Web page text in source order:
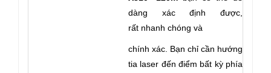
dàng xác định được,
rất nhanh chóng và
chính xác. Bạn chỉ cần hướng
tia laser đến điểm bất kỳ phía